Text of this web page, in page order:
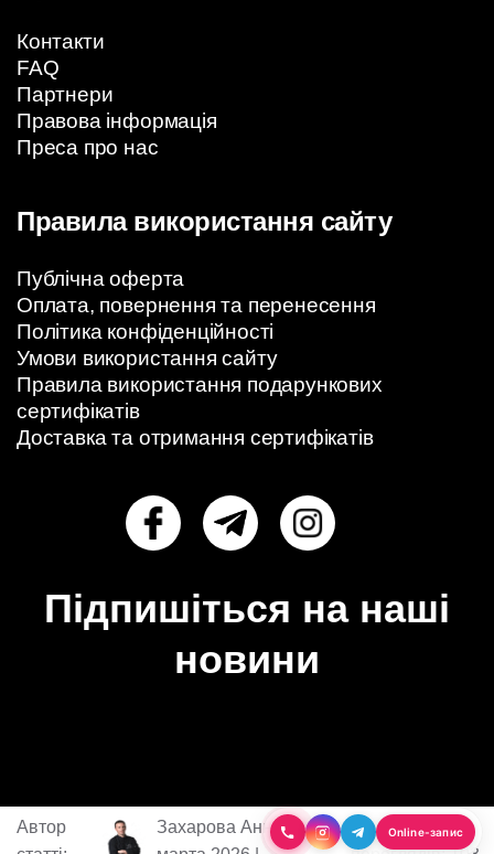
Автор
Захарова Анна - 30
Кількість
Контакти
FAQ
Партнери
Правова інформація
Преса про нас
Правила використання сайту
Публічна оферта
Оплата, повернення та перенесення
Політика конфіденційності
Умови використання сайту
Правила використання подарункових
сертифікатів
Доставка та отримання сертифікатів
Підпишіться на наші
новини
Online-запис